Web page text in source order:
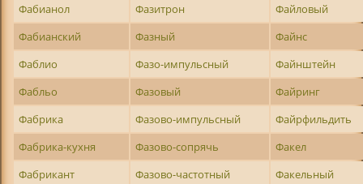
Фабианол
Фазитрон
Файловый
Фабианский
Фазный
Файнс
Фаблио
Фазо-импульсный
Файнштейн
Фабльо
Фазовый
Файринг
Фабрика
Фазово-импульсный
Файрфильдить
Фабрика-кухня
Фазово-сопрячь
Факел
Фабрикант
Фазово-частотный
Факельный